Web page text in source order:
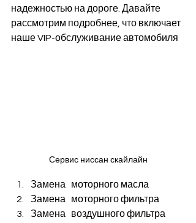
надежностью на дороге. Давайте
рассмотрим подробнее, что включает
наше VIP-обслуживание автомобиля
Сервис ниссан скайлайн
Замена   моторного масла
Замена   моторного фильтра
Замена   воздушного фильтра